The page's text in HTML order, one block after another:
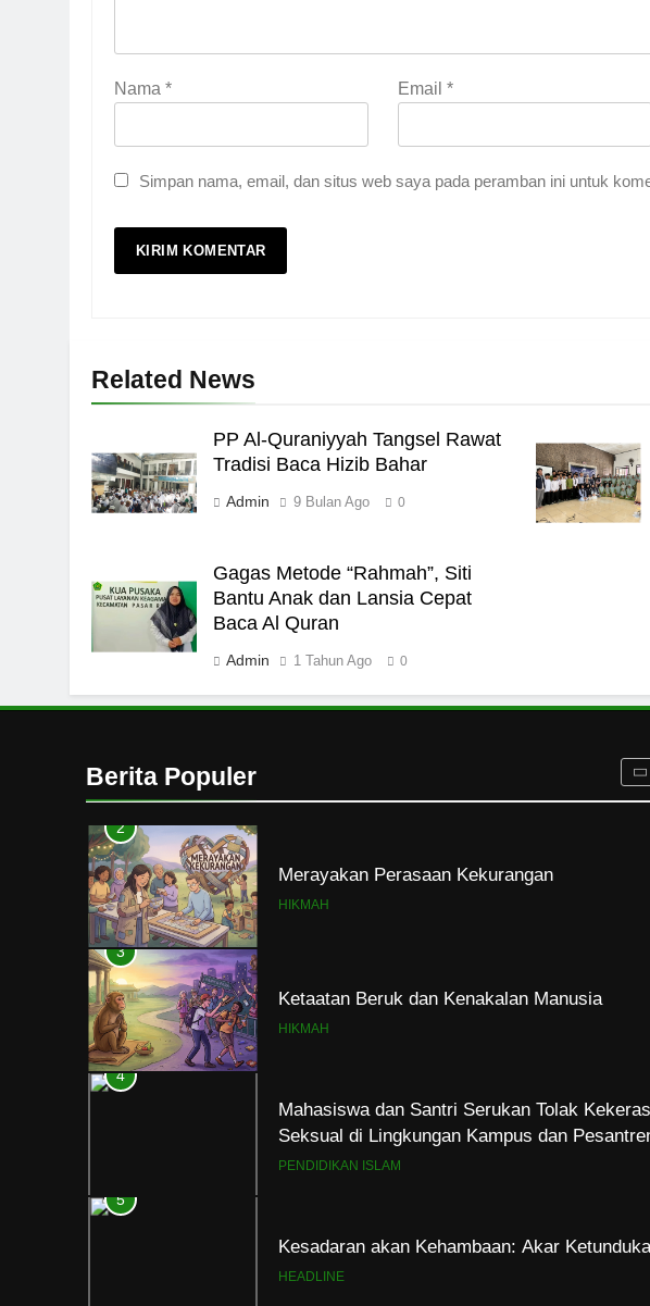
Nama * Email *
Simpan nama, email, dan situs web saya pada peramban ini untuk
Related News
PP Al-Quraniyyah Tangsel Rawat
Tradisi Baca Hizib Bahar
Admin 9 Bulan Ago 0
Gagas Metode “Rahmah”, Siti
Bantu Anak dan Lansia Cepat
Baca Al Quran
Admin 1 Tahun Ago 0
Berita Populer
7
Santri MANPK Surakarta Turun ke Masyarakat
Lewat Camping Dakwah Ramadan
8
Etika Buruk Kaum “Bangsawan”
HIKMAH
1
2
Merayakan Perasaan Kekurangan
HIKMAH
3
Ketaatan Beruk dan Kenakalan Manusia
HIKMAH
4
Mahasiswa dan Santri Serukan Tolak
Seksual di Lingkungan Kampus dan
PENDIDIKAN ISLAM
5
Kesadaran akan Kehambaan: Akar
HEADLINE